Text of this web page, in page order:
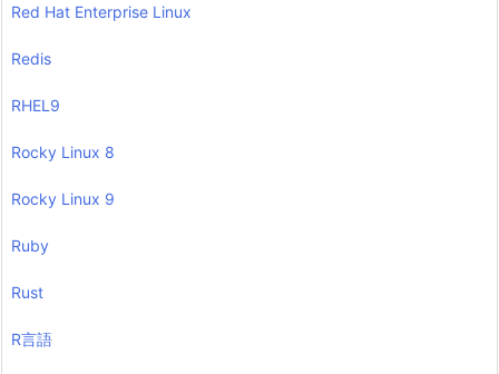
Red Hat Enterprise Linux
Redis
RHEL9
Rocky Linux 8
Rocky Linux 9
Ruby
Rust
R言語